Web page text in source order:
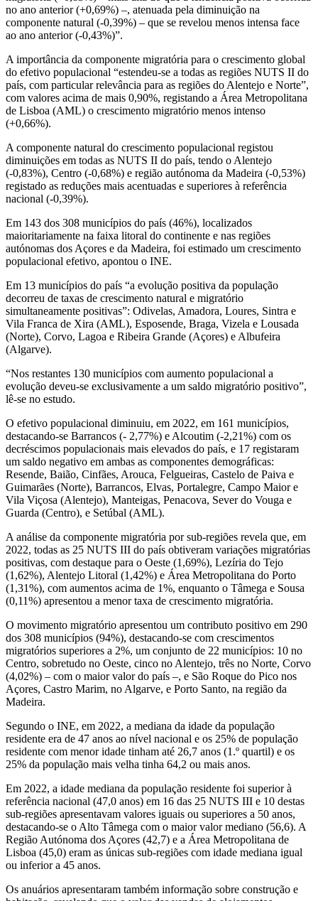
no ano anterior (+0,69%) –, atenuada pela diminuição na
componente natural (-0,39%) – que se revelou menos intensa face
ao ano anterior (-0,43%)”.
A importância da componente migratória para o crescimento global
do efetivo populacional “estendeu-se a todas as regiões NUTS II do
país, com particular relevância para as regiões do Alentejo e Norte”,
com valores acima de mais 0,90%, registando a Área Metropolitana
de Lisboa (AML) o crescimento migratório menos intenso
(+0,66%).
A componente natural do crescimento populacional registou
diminuições em todas as NUTS II do país, tendo o Alentejo
(-0,83%), Centro (-0,68%) e região autónoma da Madeira (-0,53%)
registado as reduções mais acentuadas e superiores à referência
nacional (-0,39%).
Em 143 dos 308 municípios do país (46%), localizados
maioritariamente na faixa litoral do continente e nas regiões
autónomas dos Açores e da Madeira, foi estimado um crescimento
populacional efetivo, apontou o INE.
Em 13 municípios do país “a evolução positiva da população
decorreu de taxas de crescimento natural e migratório
simultaneamente positivas”: Odivelas, Amadora, Loures, Sintra e
Vila Franca de Xira (AML), Esposende, Braga, Vizela e Lousada
(Norte), Corvo, Lagoa e Ribeira Grande (Açores) e Albufeira
(Algarve).
“Nos restantes 130 municípios com aumento populacional a
evolução deveu-se exclusivamente a um saldo migratório positivo”,
lê-se no estudo.
O efetivo populacional diminuiu, em 2022, em 161 municípios,
destacando-se Barrancos (- 2,77%) e Alcoutim (-2,21%) com os
decréscimos populacionais mais elevados do país, e 17 registaram
um saldo negativo em ambas as componentes demográficas:
Resende, Baião, Cinfães, Arouca, Felgueiras, Castelo de Paiva e
Guimarães (Norte), Barrancos, Elvas, Portalegre, Campo Maior e
Vila Viçosa (Alentejo), Manteigas, Penacova, Sever do Vouga e
Guarda (Centro), e Setúbal (AML).
A análise da componente migratória por sub-regiões revela que, em
2022, todas as 25 NUTS III do país obtiveram variações migratórias
positivas, com destaque para o Oeste (1,69%), Lezíria do Tejo
(1,62%), Alentejo Litoral (1,42%) e Área Metropolitana do Porto
(1,31%), com aumentos acima de 1%, enquanto o Tâmega e Sousa
(0,11%) apresentou a menor taxa de crescimento migratória.
O movimento migratório apresentou um contributo positivo em 290
dos 308 municípios (94%), destacando-se com crescimentos
migratórios superiores a 2%, um conjunto de 22 municípios: 10 no
Centro, sobretudo no Oeste, cinco no Alentejo, três no Norte, Corvo
(4,02%) – com o maior valor do país –, e São Roque do Pico nos
Açores, Castro Marim, no Algarve, e Porto Santo, na região da
Madeira.
Segundo o INE, em 2022, a mediana da idade da população
residente era de 47 anos ao nível nacional e os 25% de população
residente com menor idade tinham até 26,7 anos (1.º quartil) e os
25% da população mais velha tinha 64,2 ou mais anos.
Em 2022, a idade mediana da população residente foi superior à
referência nacional (47,0 anos) em 16 das 25 NUTS III e 10 destas
sub-regiões apresentavam valores iguais ou superiores a 50 anos,
destacando-se o Alto Tâmega com o maior valor mediano (56,6). A
Região Autónoma dos Açores (42,7) e a Área Metropolitana de
Lisboa (45,0) eram as únicas sub-regiões com idade mediana igual
ou inferior a 45 anos.
Os anuários apresentaram também informação sobre construção e